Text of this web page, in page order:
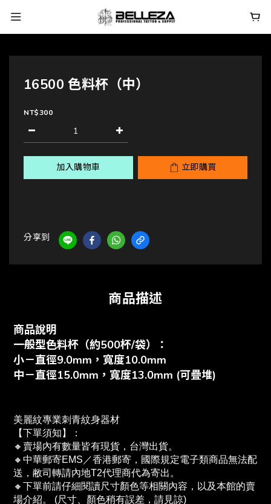
16500 色料杯（中）
NT$300
加入購物車 立即購買
分享到
商品描述
商品說明
一般型色料杯（約500杯/袋）：
小－直徑9.0mm，寬度10.0mm
中－直徑15.0mm，寬度13.0mm (可疊堆)
美麗紋專業刺青紋身器材
【下單須知】：
🔸賣場內有數量皆有現貨，台灣出貨。
🔸中華郵寄EMS／香港郵寄，國際規定電子類商品無法配
送，敝司轉請內地T2代理商代為寄出。
🔸下單前請仔細閱讀尺寸顏色等相關內容，以及本館的賣
場介紹。 (尺寸、顏色稍有誤差，請見諒)